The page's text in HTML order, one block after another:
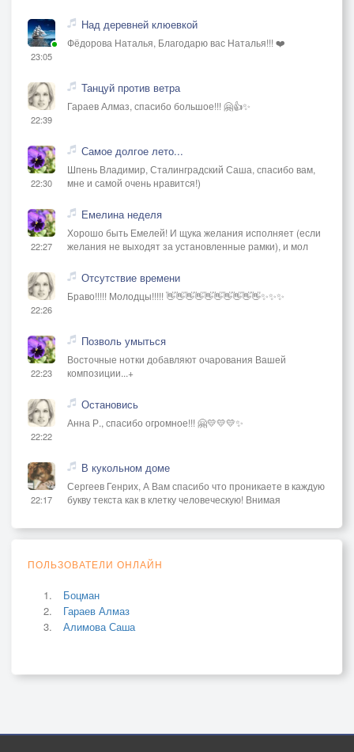
23:05
Над деревней клюевкой
Фёдорова Наталья, Благодарю вас Наталья!!! ❤️
22:39
Танцуй против ветра
Гараев Алмаз, спасибо большое!!! 🤗👍✨
22:30
Самое долгое лето...
Шпень Владимир, Сталинградский Саша, спасибо вам,
мне и самой очень нравится!)
22:27
Емелина неделя
Хорошо быть Емелей! И щука желания исполняет (если
желания не выходят за установленные рамки), и мол
22:26
Отсутствие времени
Браво!!!!! Молодцы!!!!! 👋👋👋👋👋👋👋👋👋👋✨✨✨
22:23
Позволь умыться
Восточные нотки добавляют очарования Вашей
композиции...+
22:22
Остановись
Анна Р., спасибо огромное!!! 🤗💛💛💛✨
22:17
В кукольном доме
Сергеев Генрих, А Вам спасибо что проникаете в каждую
букву текста как в клетку человеческую! Внимая
ПОЛЬЗОВАТЕЛИ ОНЛАЙН
Боцман
Гараев Алмаз
Алимова Саша